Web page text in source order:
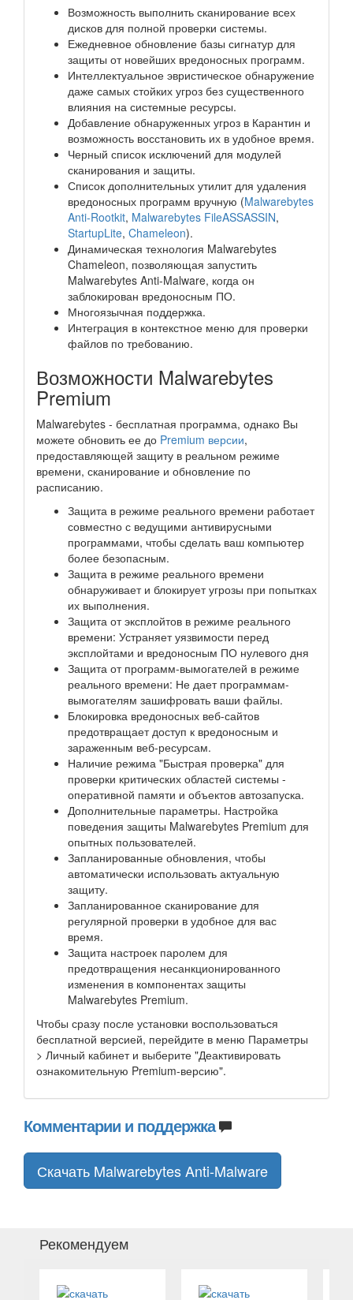
Возможность выполнить сканирование всех
дисков для полной проверки системы.
Ежедневное обновление базы сигнатур для
защиты от новейших вредоносных программ.
Интеллектуальное эвристическое обнаружение
даже самых стойких угроз без существенного
влияния на системные ресурсы.
Добавление обнаруженных угроз в Карантин и
возможность восстановить их в удобное время.
Черный список исключений для модулей
сканирования и защиты.
Список дополнительных утилит для удаления
вредоносных программ вручную (Malwarebytes
Anti-Rootkit, Malwarebytes FileASSASSIN,
StartupLite, Chameleon).
Динамическая технология Malwarebytes
Chameleon, позволяющая запустить
Malwarebytes Anti-Malware, когда он
заблокирован вредоносным ПО.
Многоязычная поддержка.
Интеграция в контекстное меню для проверки
файлов по требованию.
Возможности Malwarebytes
Premium
Malwarebytes - бесплатная программа, однако Вы
можете обновить ее до Premium версии,
предоставляющей защиту в реальном режиме
времени, сканирование и обновление по
расписанию.
Защита в режиме реального времени работает
совместно с ведущими антивирусными
программами, чтобы сделать ваш компьютер
более безопасным.
Защита в режиме реального времени
обнаруживает и блокирует угрозы при попытках
их выполнения.
Защита от эксплойтов в режиме реального
времени: Устраняет уязвимости перед
эксплойтами и вредоносным ПО нулевого дня
Защита от программ-вымогателей в режиме
реального времени: Не дает программам-
вымогателям зашифровать ваши файлы.
Блокировка вредоносных веб-сайтов
предотвращает доступ к вредоносным и
зараженным веб-ресурсам.
Наличие режима "Быстрая проверка" для
проверки критических областей системы -
оперативной памяти и объектов автозапуска.
Дополнительные параметры. Настройка
поведения защиты Malwarebytes Premium для
опытных пользователей.
Запланированные обновления, чтобы
автоматически использовать актуальную
защиту.
Запланированное сканирование для
регулярной проверки в удобное для вас
время.
Защита настроек паролем для
предотвращения несанкционированного
изменения в компонентах защиты
Malwarebytes Premium.
Чтобы сразу после установки воспользоваться
бесплатной версией, перейдите в меню Параметры
> Личный кабинет и выберите "Деактивировать
ознакомительную Premium-версию".
Комментарии и поддержка
Скачать Malwarebytes Anti-Malware
Рекомендуем